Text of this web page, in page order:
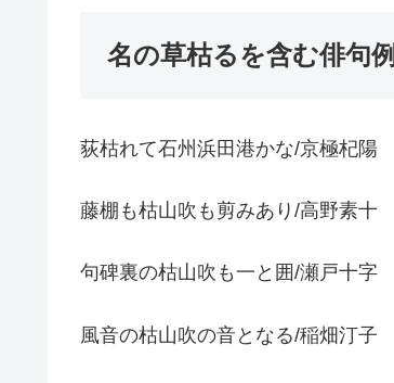
名の草枯るを含む俳句例
荻枯れて石州浜田港かな/京極杞陽
藤棚も枯山吹も剪みあり/高野素十
句碑裏の枯山吹も一と囲/瀬戸十字
風音の枯山吹の音となる/稲畑汀子